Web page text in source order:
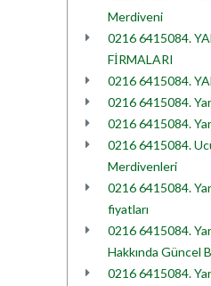
Merdiveni
0216 6415084.
FİRMALARI
0216 6415084.
0216 6415084.
0216 6415084.
0216 6415084.
Merdivenleri
0216 6415084.
fiyatları
0216 6415084.
Hakkında Güncel
0216 6415084.